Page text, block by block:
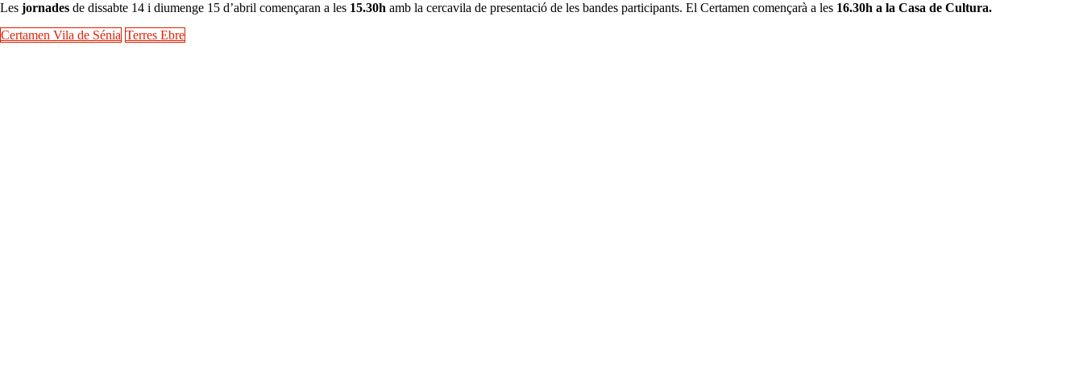
Les jornades de dissabte 14 i diumenge 15 d’abril començaran a les 15.30h amb la cercavila de presentació de les bandes participants. El Certamen començarà a les 16.30h a la Casa de Cultura.
Certamen Vila de Sénia Terres Ebre